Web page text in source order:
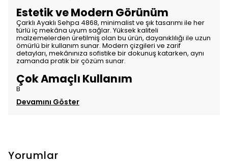
Estetik ve Modern Görünüm
Çarklı Ayaklı Sehpa 4868, minimalist ve şık tasarımı ile her
türlü iç mekâna uyum sağlar. Yüksek kaliteli
malzemelerden üretilmiş olan bu ürün, dayanıklılığı ile uzun
ömürlü bir kullanım sunar. Modern çizgileri ve zarif
detayları, mekânınıza sofistike bir dokunuş katarken, aynı
zamanda pratik bir çözüm sunar.
Çok Amaçlı Kullanım
B
Devamını Göster
Yorumlar